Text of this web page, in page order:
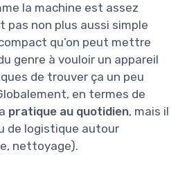
la machine est assez
pas non plus aussi simple
qu’on peut mettre
genre à vouloir un appareil
de trouver ça un peu
en termes de
pratique au quotidien, mais il
de logistique autour
nettoyage).